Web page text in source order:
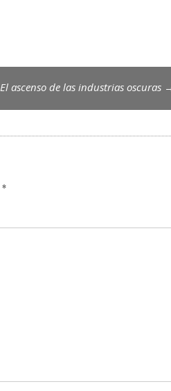
El ascenso de las industrias oscuras
*